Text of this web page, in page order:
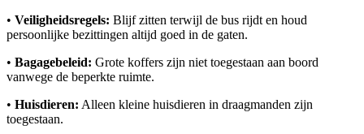
• Veiligheidsregels: Blijf zitten terwijl de bus rijdt en houd
persoonlijke bezittingen altijd goed in de gaten.
• Bagagebeleid: Grote koffers zijn niet toegestaan aan boord
vanwege de beperkte ruimte.
• Huisdieren: Alleen kleine huisdieren in draagmanden zijn
toegestaan.